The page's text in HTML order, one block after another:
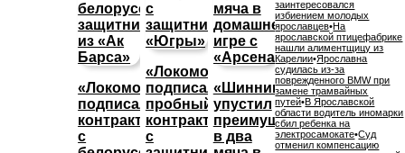
«Локомотив»
подписал
контракт
с
«Локомотив»
подписал
пробный
контракт
с
«Шинник»
упустил
преимущество
в два
заинтересовался
избиением молодых
ярославцев•На
ярославской птицефабрике
нашли алиментщицу из
Карелии•Ярославна
судилась из-за
поврежденного BMW при
замене трамвайных
путей•В Ярославской
области водитель иномарки
сбил ребенка на
электросамокате•Суд
отменил компенсацию